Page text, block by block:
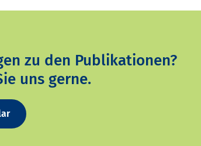
zu den Publikationen?
uns gerne.